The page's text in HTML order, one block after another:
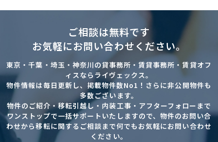
ご相談は無料です
お気軽にお問い合わせください。
東京・千葉・埼玉・神奈川の貸事務所・賃貸事務所・賃貸オフ
ィスならライヴェックス。
物件情報は毎日更新し、掲載物件数No1！さらに非公開物件も
多数ございます。
物件のご紹介・移転引越し・内装工事・アフターフォローまで
ワンストップで一括サポートいたしますので、物件のお問い合
わせから移転に関するご相談まで何でもお気軽にお問い合わせ
ください。